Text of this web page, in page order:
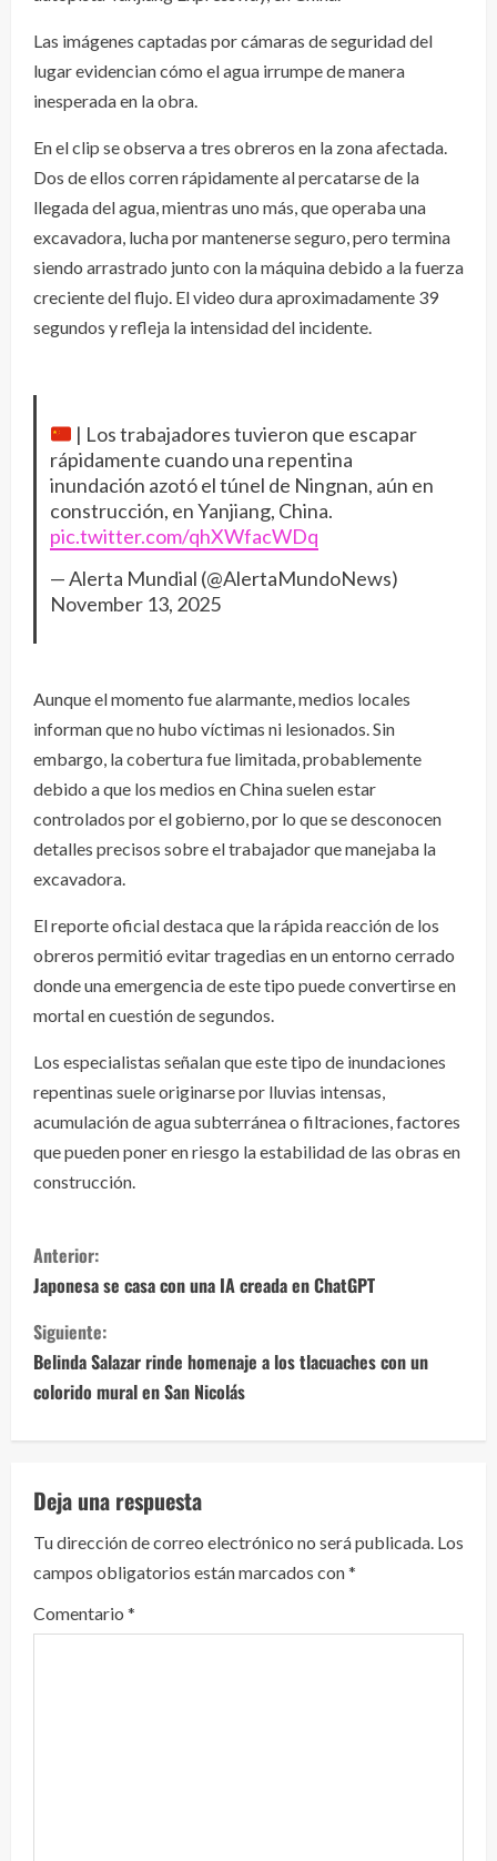
Las imágenes captadas por cámaras de seguridad del
lugar evidencian cómo el agua irrumpe de manera
inesperada en la obra.
En el clip se observa a tres obreros en la zona afectada.
Dos de ellos corren rápidamente al percatarse de la
llegada del agua, mientras uno más, que operaba una
excavadora, lucha por mantenerse seguro, pero termina
siendo arrastrado junto con la máquina debido a la fuerza
creciente del flujo. El video dura aproximadamente 39
segundos y refleja la intensidad del incidente.
| Los trabajadores tuvieron que escapar
rápidamente cuando una repentina
inundación azotó el túnel de Ningnan, aún en
construcción, en Yanjiang, China.
pic.twitter.com/qhXWfacWDq
— Alerta Mundial (@AlertaMundoNews)
November 13, 2025
Aunque el momento fue alarmante, medios locales
informan que no hubo víctimas ni lesionados. Sin
embargo, la cobertura fue limitada, probablemente
debido a que los medios en China suelen estar
controlados por el gobierno, por lo que se desconocen
detalles precisos sobre el trabajador que manejaba la
excavadora.
El reporte oficial destaca que la rápida reacción de los
obreros permitió evitar tragedias en un entorno cerrado
donde una emergencia de este tipo puede convertirse en
mortal en cuestión de segundos.
Los especialistas señalan que este tipo de inundaciones
repentinas suele originarse por lluvias intensas,
acumulación de agua subterránea o filtraciones, factores
que pueden poner en riesgo la estabilidad de las obras en
construcción.
S
i
g
u
e
l
e
y
e
Anterior:
Japonesa se casa con una IA creada en ChatGPT
Siguiente:
Belinda Salazar rinde homenaje a los tlacuaches con un
colorido mural en San Nicolás
Deja una respuesta
Tu dirección de correo electrónico no será publicada. Los
campos obligatorios están marcados con*
Comentario *